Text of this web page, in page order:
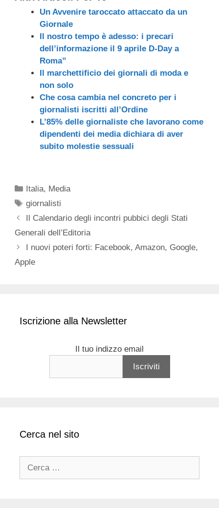
Un Avvenire taroccato attaccato da un
Giornale
Il nostro tempo è adesso: i precari
dell’informazione il 9 aprile D-Day a
Roma”
Il marchettificio dei giornali di moda e
non solo
Che cosa cambia nel concreto per i
giornalisti iscritti all’Ordine
L’85% delle giornaliste che lavorano come
dipendenti dei media dichiara di aver
subito molestie sessuali
Categorie
Italia, Media
Tag
giornalisti
Il Calendario degli incontri pubbici degli Stati
Generali dell’Editoria
I nuovi poteri forti: Facebook, Amazon, Google,
Apple
Iscrizione alla Newsletter
Il tuo indizzo email
Cerca nel sito